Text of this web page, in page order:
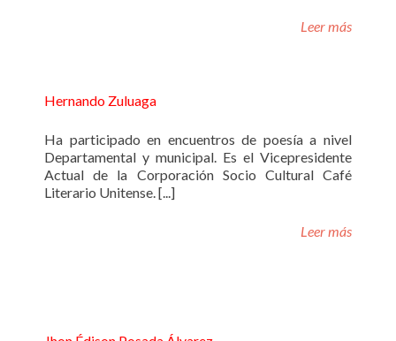
Leer más
Hernando Zuluaga
Ha participado en encuentros de poesía a nivel
Departamental y municipal. Es el Vicepresidente
Actual de la Corporación Socio Cultural Café
Literario Unitense. [...]
Leer más